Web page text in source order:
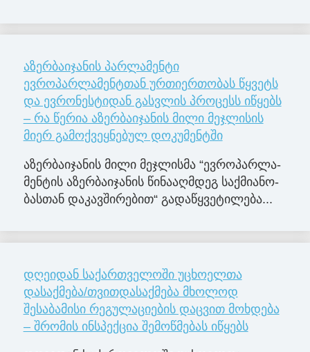
აზერბაიჯანის პარლამენტი
ევროპარლამენტთან ურთიერთობას წყვეტს
და ევრონესტიდან გასვლის პროცესს იწყებს
– რა წერია აზერბაიჯანის მილი მეჯლისის
მიერ გამოქვეყნებულ დოკუმენტში
აზერ­ბა­ი­ჯა­ნის მილი მე­ჯლის­მა “ევ­რო­პარ­ლა­
მენ­ტის აზერ­ბა­ი­ჯა­ნის წი­ნა­აღ­მდეგ საქ­მი­ა­ნო­
ბას­თან და­კავ­ში­რე­ბით“ გა­და­წყვე­ტი­ლე­ბა...
დღეიდან საქართველოში უცხოელთა
დასაქმება/თვითდასაქმება მხოლოდ
შესაბამისი რეგულაციების დაცვით მოხდება
– შრომის ინსპექცია შემოწმებას იწყებს